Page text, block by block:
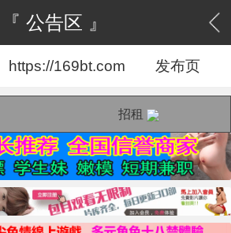
『 公告区 』
https://169bt.com 发布页
招租